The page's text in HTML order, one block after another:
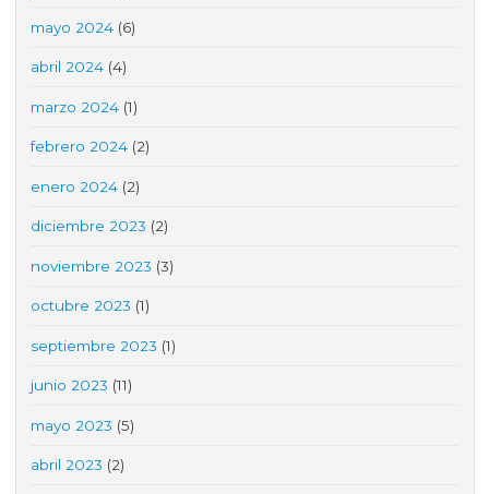
mayo 2024 (6)
abril 2024 (4)
marzo 2024 (1)
febrero 2024 (2)
enero 2024 (2)
diciembre 2023 (2)
noviembre 2023 (3)
octubre 2023 (1)
septiembre 2023 (1)
junio 2023 (11)
mayo 2023 (5)
abril 2023 (2)